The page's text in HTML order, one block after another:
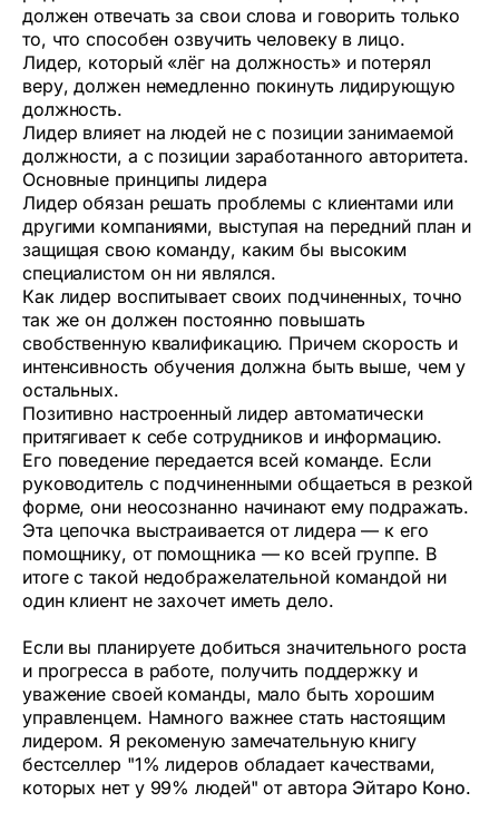
должен отвечать за свои слова и говорить только
то, что способен озвучить человеку в лицо.
Лидер, который «лёг на должность» и потерял
веру, должен немедленно покинуть лидирующую
должность.
Лидер влияет на людей не с позиции занимаемой
должности, а с позиции заработанного авторитета.
Основные принципы лидера
Лидер обязан решать проблемы с клиентами или
другими компаниями, выступая на передний план и
защищая свою команду, каким бы высоким
специалистом он ни являлся.
Как лидер воспитывает своих подчиненных, точно
так же он должен постоянно повышать
свобственную квалификацию. Причем скорость и
интенсивность обучения должна быть выше, чем у
остальных.
Позитивно настроенный лидер автоматически
притягивает к себе сотрудников и информацию.
Его поведение передается всей команде. Если
руководитель с подчиненными общаеться в резкой
форме, они неосознанно начинают ему подражать.
Эта цепочка выстраивается от лидера — к его
помощнику, от помощника — ко всей группе. В
итоге с такой недображелательной командой ни
один клиент не захочет иметь дело.
Если вы планируете добиться значительного роста
и прогресса в работе, получить поддержку и
уважение своей команды, мало быть хорошим
управленцем. Намного важнее стать настоящим
лидером. Я рекоменую замечательную книгу
бестселлер "1% лидеров обладает качествами,
которых нет у 99% людей" от автора Эйтаро Коно.